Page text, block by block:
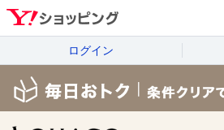
ログイン